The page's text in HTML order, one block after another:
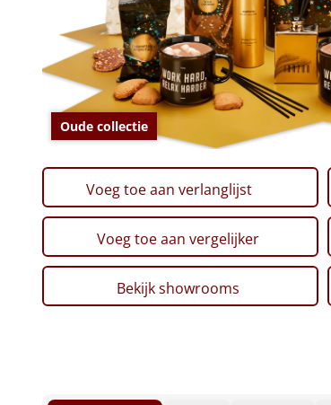
Oude collectie
Voeg toe aan verlanglijst
Voeg toe aan vergelijker
Bekijk showrooms